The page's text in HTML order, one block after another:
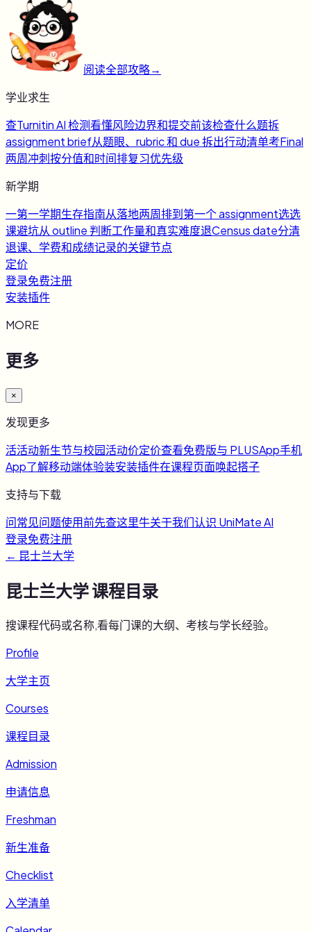
阅读全部攻略→
学业求生
查Turnitin AI 检测看懂风险边界和提交前该检查什么题拆
assignment brief从题眼、rubric 和 due 拆出行动清单考Final
两周冲刺按分值和时间排复习优先级
新学期
一第一学期生存指南从落地两周排到第一个 assignment选选
课避坑从 outline 判断工作量和真实难度退Census date分清
退课、学费和成绩记录的关键节点
定价
登录免费注册
安装插件
MORE
更多
×
发现更多
活活动新生节与校园活动价定价查看免费版与 PLUSApp手机
App了解移动端体验装安装插件在课程页面唤起搭子
支持与下载
问常见问题使用前先查这里牛关于我们认识 UniMate AI
登录免费注册
← 昆士兰大学
昆士兰大学课程目录
搜课程代码或名称,看每门课的大纲、考核与学长经验。
Profile
大学主页
Courses
课程目录
Admission
申请信息
Freshman
新生准备
Checklist
入学清单